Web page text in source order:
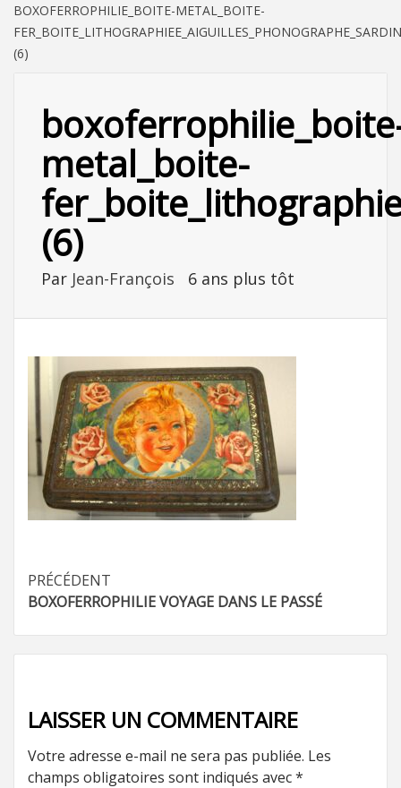
BOXOFERROPHILIE_BOITE-METAL_BOITE-
(6)
metal_boite-
(6)
Par Jean-François 6 ans plus tôt
Navigation
d’article
PRÉCÉDENT
BOXOFERROPHILIE VOYAGE DANS LE PASSÉ
LAISSER UN COMMENTAIRE
Votre adresse e-mail ne sera pas publiée. Les
champs obligatoires sont indiqués avec*